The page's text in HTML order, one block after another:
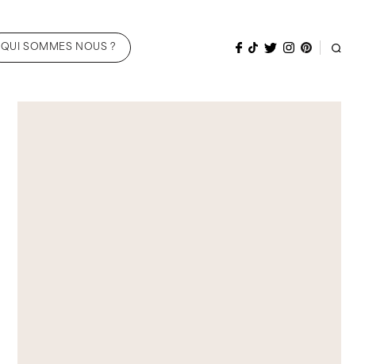
QUI SOMMES NOUS ?